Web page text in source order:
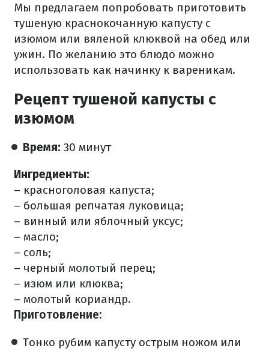
Мы предлагаем попробовать приготовить
тушеную краснокочанную капусту с
изюмом или вяленой клюквой на обед или
ужин. По желанию это блюдо можно
использовать как начинку к вареникам.
Рецепт тушеной капусты с
изюмом
Время: 30 минут
Ингредиенты:
– красноголовая капуста;
– большая репчатая луковица;
– винный или яблочный уксус;
– масло;
– соль;
– черный молотый перец;
– изюм или клюква;
– молотый кориандр.
Приготовление:
Тонко рубим капусту острым ножом или